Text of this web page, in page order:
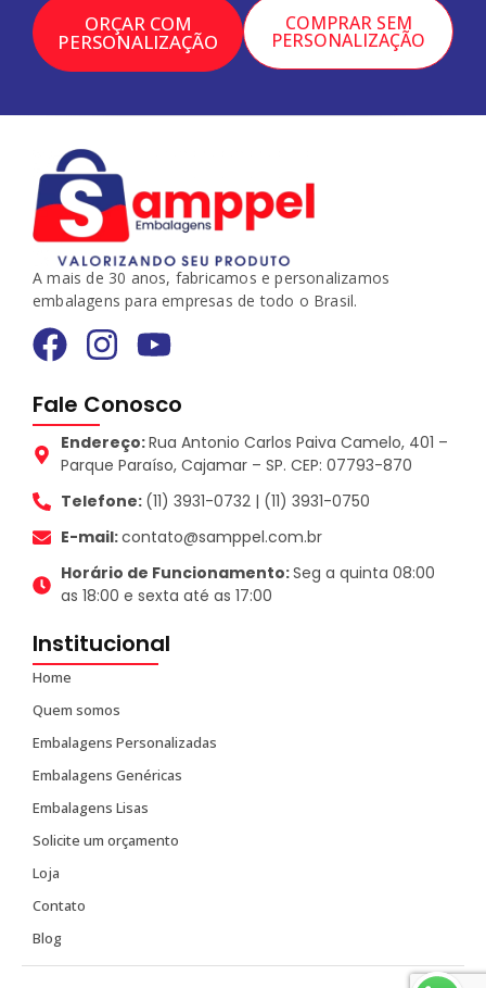
ORÇAR COM
PERSONALIZAÇÃO
COMPRAR SEM
PERSONALIZAÇÃO
A mais de 30 anos, fabricamos e personalizamos
embalagens para empresas de todo o Brasil.
Fale Conosco
Endereço:Rua Antonio Carlos Paiva Camelo, 401 –
Parque Paraíso, Cajamar – SP. CEP: 07793-870
Telefone: (11) 3931-0732 | (11) 3931-0750
E-mail:contato@samppel.com.br
Horário de Funcionamento:Seg a quinta 08:00
as 18:00 e sexta até as 17:00
Institucional
Home
Quem somos
Embalagens Personalizadas
Embalagens Genéricas
Embalagens Lisas
Solicite um orçamento
Loja
Contato
Blog